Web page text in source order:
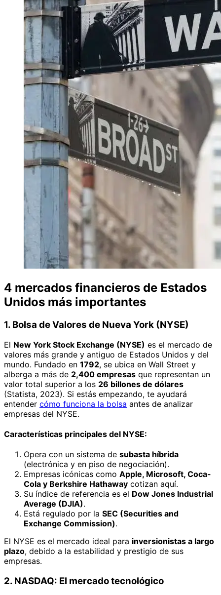
4 mercados financieros de Estados
Unidos más importantes
1. Bolsa de Valores de Nueva York (NYSE)
El New York Stock Exchange (NYSE) es el mercado de
valores más grande y antiguo de Estados Unidos y del
mundo. Fundado en 1792, se ubica en Wall Street y
alberga a más de 2,400 empresas que representan un
valor total superior a los 26 billones de dólares
(Statista, 2023). Si estás empezando, te ayudará
entender cómo funciona la bolsa antes de analizar
empresas del NYSE.
Características principales del NYSE:
Opera con un sistema de subasta híbrida
(electrónica y en piso de negociación).
Empresas icónicas como Apple, Microsoft, Coca-
Cola y Berkshire Hathaway cotizan aquí.
Su índice de referencia es el Dow Jones Industrial
Average (DJIA).
Está regulado por la SEC (Securities and
Exchange Commission).
El NYSE es el mercado ideal para inversionistas a largo
plazo, debido a la estabilidad y prestigio de sus
empresas.
2. NASDAQ: El mercado tecnológico